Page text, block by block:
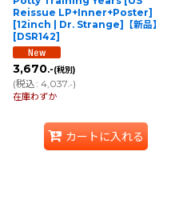
Reissue LP+Inner+Poster]
[12inch | Dr. Strange]【新品】
[DSR142]
3,670.-(税別)
(税込: 4,037.-)
在庫わずか
カートに入れる